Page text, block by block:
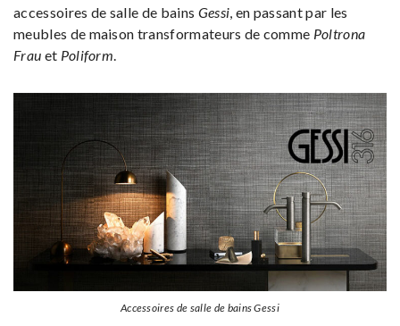
accessoires de salle de bains Gessi , en passant par les
meubles de maison transformateurs de comme Poltrona
Frau et Poliform
Accessoires de salle de bains Gessi